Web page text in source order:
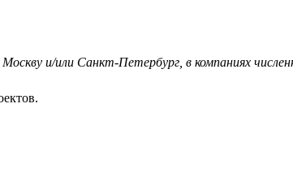
и/или Санкт-Петербург, в компаниях